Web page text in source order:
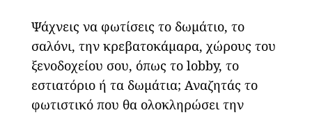
Ψάχνεις να φωτίσεις το δωμάτιο, το
σαλόνι, την κρεβατοκάμαρα, χώρους του
ξενοδοχείου σου, όπως το lobby, το
εστιατόριο ή τα δωμάτια; Αναζητάς το
φωτιστικό που θα ολοκληρώσει την